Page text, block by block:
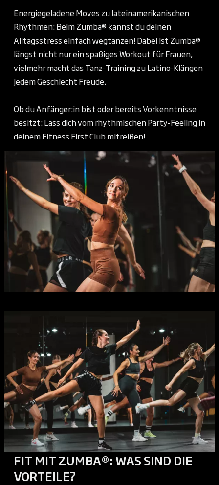
Energiegeladene Moves zu lateinamerikanischen
Rhythmen: Beim Zumba® kannst du deinen
Alltagsstress einfach wegtanzen! Dabei ist Zumba®
längst nicht nur ein spaßiges Workout für Frauen,
vielmehr macht das Tanz-Training zu Latino-Klängen
jedem Geschlecht Freude.
Ob du Anfänger:in bist oder bereits Vorkenntnisse
besitzt: Lass dich vom rhythmischen Party-Feeling in
deinem Fitness First Club mitreißen!
FIT MIT ZUMBA®: WAS SIND DIE
VORTEILE?